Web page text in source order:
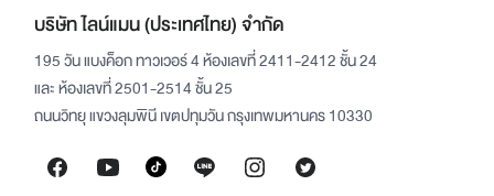
บริษัท ไลน์แมน (ประเทศไทย) จำกัด
195 วัน แบงค็อก ทาวเวอร์ 4 ห้องเลขที่ 2411-2412 ชั้น 24
และ ห้องเลขที่ 2501-2514 ชั้น 25
ถนนวิทยุ แขวงลุมพินี เขตปทุมวัน กรุงเทพมหานคร 10330